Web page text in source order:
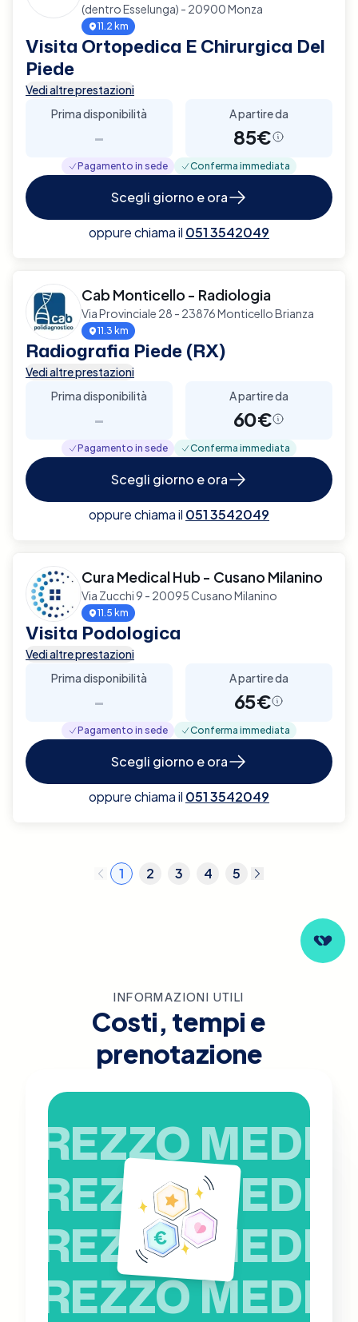
(dentro Esselunga) - 20900 Monza
11.2 km
Visita Ortopedica E Chirurgica Del
Piede
Vedi altre prestazioni
Prima disponibilità
-
A partire da
85€
Pagamento in sede Conferma immediata
Scegli giorno e ora
oppure chiama il 051 3542049
Cab Monticello - Radiologia
Via Provinciale 28 - 23876 Monticello Brianza
11.3 km
Radiografia Piede (RX)
Vedi altre prestazioni
Prima disponibilità
-
A partire da
60€
Pagamento in sede Conferma immediata
Scegli giorno e ora
oppure chiama il 051 3542049
Cura Medical Hub - Cusano Milanino
Via Zucchi 9 - 20095 Cusano Milanino
11.5 km
Visita Podologica
Vedi altre prestazioni
Prima disponibilità
-
A partire da
65€
Pagamento in sede Conferma immediata
Scegli giorno e ora
oppure chiama il 051 3542049
1 2 3 4 5
INFORMAZIONI UTILI
Costi, tempi e
prenotazione
PREZZO MEDIO
PREZZO MEDIO
PREZZO MEDIO
PREZZO MEDIO